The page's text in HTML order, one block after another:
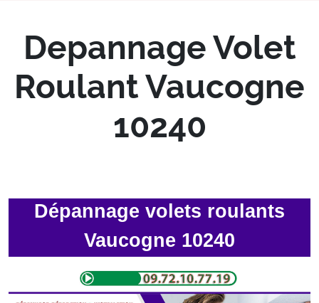
Depannage Volet
Roulant Vaucogne
10240
Dépannage volets roulants
Vaucogne 10240